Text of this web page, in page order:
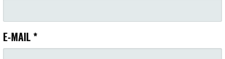
E-MAIL *